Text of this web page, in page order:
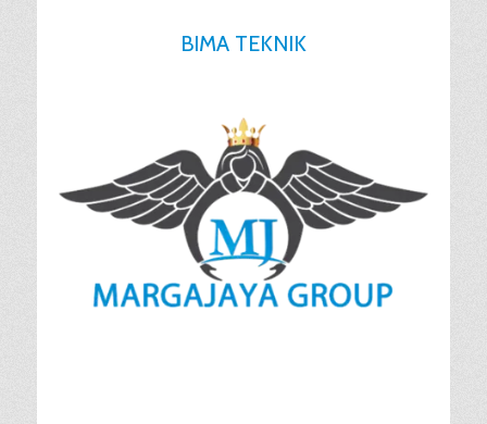
BIMA TEKNIK